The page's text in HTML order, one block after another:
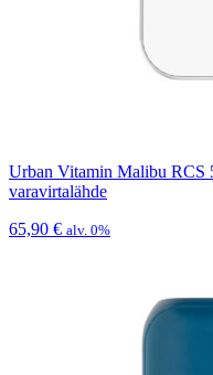
Urban Vitamin Malibu RCS
varavirtalähde
65,90 € alv. 0%